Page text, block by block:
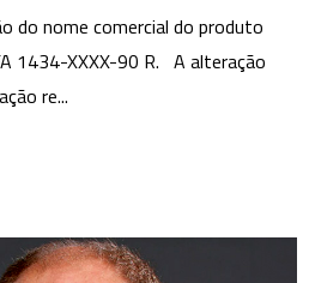
do nome comercial do produto
1434-XXXX-90 R. A alteração
re...